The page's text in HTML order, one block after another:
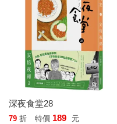
深夜食堂28
79 折 特價 189 元